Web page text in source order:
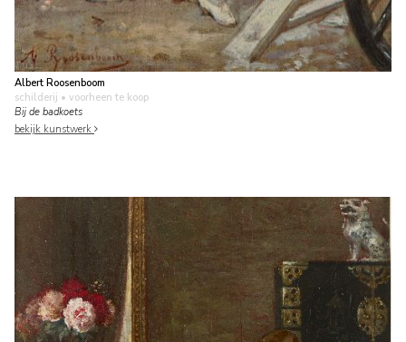
Albert Roosenboom
schilderij • voorheen te koop
Bij de badkoets
bekijk kunstwerk